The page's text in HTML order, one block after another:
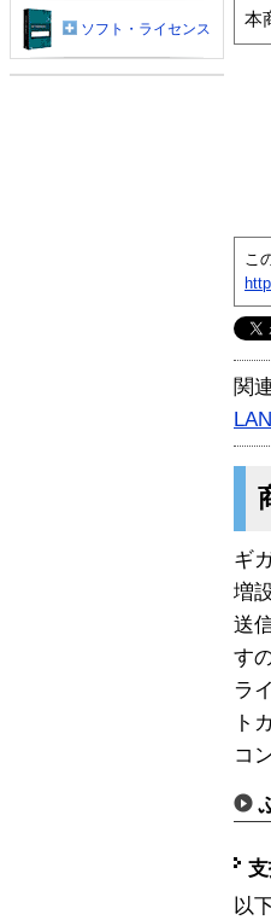
本
こ
関
LAN
ギ
増
送
す
ラ
ト
コ
以
ソフト・ライセンス